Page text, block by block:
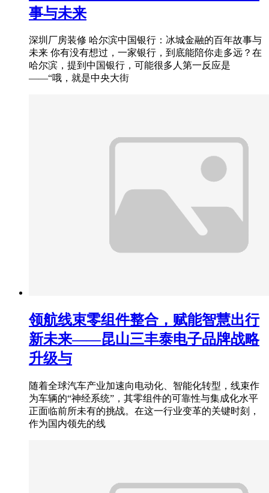
事与未来
深圳厂房装修 哈尔滨中国银行：冰城金融的百年故事与
未来 你有没有想过，一家银行，到底能陪你走多远？在
哈尔滨，提到中国银行，可能很多人第一反应是
——“哦，就是中央大街
领航线束零组件整合，赋能智慧出行
新未来——昆山三丰泰电子品牌战略
升级与
随着全球汽车产业加速向电动化、智能化转型，线束作
为车辆的“神经系统”，其零组件的可靠性与集成化水平
正面临前所未有的挑战。在这一行业变革的关键时刻，
作为国内领先的线